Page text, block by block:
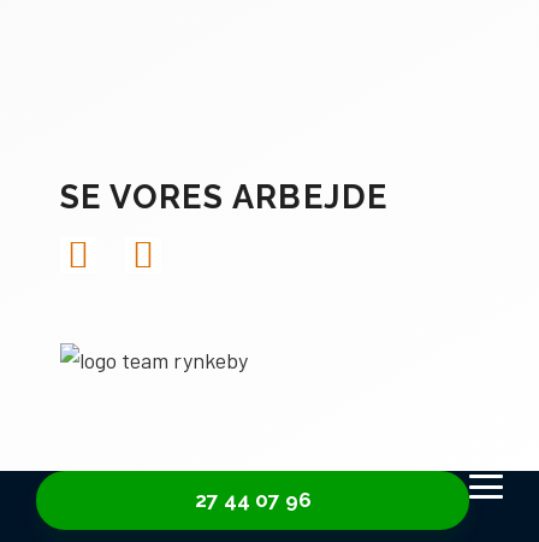
27 44 07 96
SE VORES ARBEJDE